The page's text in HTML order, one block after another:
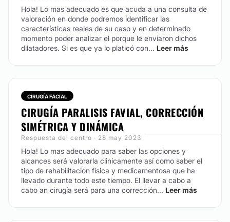
Hola! Lo mas adecuado es que acuda a una consulta de
valoración en donde podremos identificar las
características reales de su caso y en determinado
momento poder analizar el porque le enviaron dichos
dilatadores. Si es que ya lo platicó con... Leer más
CIRUGÍA FACIAL
CIRUGÍA PARALISIS FAVIAL, CORRECCIÓN
SIMÉTRICA Y DINÁMICA
Respuesta del centro · 28 may 2023
Hola! Lo mas adecuado para saber las opciones y
alcances será valorarla clinicamente así como saber el
tipo de rehabilitación física y medicamentosa que ha
llevado durante todo este tiempo. El llevar a cabo a
cabo an cirugía será para una corrección... Leer más